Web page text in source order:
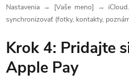
Nastavenia → [Vaše meno] →
synchronizovať (fotky, kontakty,
Krok 4: Pridajte
Apple Pay